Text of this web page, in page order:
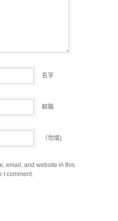
名字
邮箱
（勿填)
email, and website in this
I comment.